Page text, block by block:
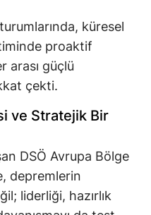
küresel
proaktif
arası güçlü
çekti.
ve Stratejik Bir
DSÖ Avrupa Bölge
depremlerin
liderliği, hazırlık